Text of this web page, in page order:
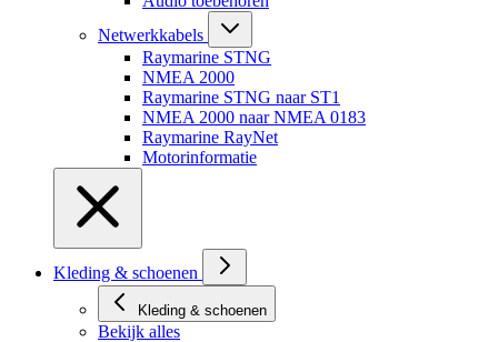
Netwerkkabels
Raymarine STNG
NMEA 2000
Raymarine STNG naar ST1
NMEA 2000 naar NMEA 0183
Raymarine RayNet
Motorinformatie
Kleding & schoenen
Kleding & schoenen
Bekijk alles